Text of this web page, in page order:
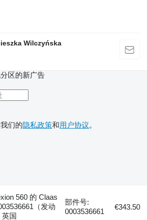
Wilczyńska
区的新广告
们的隐私政策和用户协议。
560 的 Claas
（发动
英国
部件号:
0003536661
€343.50